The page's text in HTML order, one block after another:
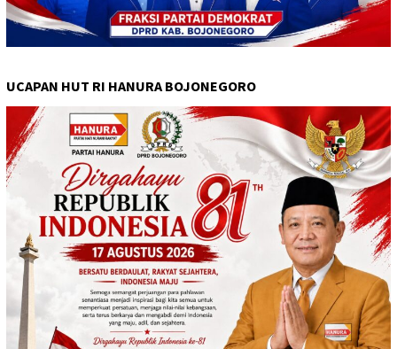
UCAPAN HUT RI HANURA BOJONEGORO